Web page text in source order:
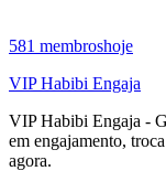
581 membroshoje
VIP Habibi Engaja
VIP Habibi Engaja -
em engajamento,
agora.